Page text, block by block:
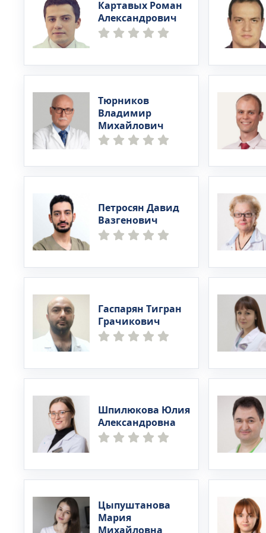
•
Картавых Роман
Александрович
Тюрников
Владимир
Михайлович
Петросян Давид
Вазгенович
Гаспарян Тигран
Грачикович
Шпилюкова Юлия
Александровна
Цыпуштанова
Мария